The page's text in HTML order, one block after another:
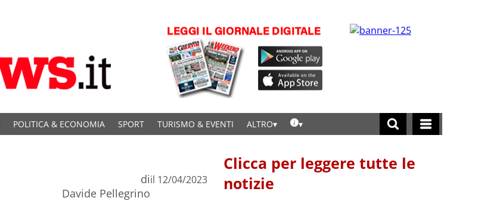
POLITICA & ECONOMIA SPORT TURISMO & EVENTI ALTRO
di
Davide Pellegrino
il 12/04/2023
Clicca per leggere tutte le
notizie